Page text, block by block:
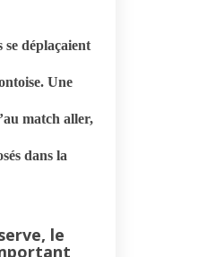
se déplaçaient
Une
match aller,
dans la
le